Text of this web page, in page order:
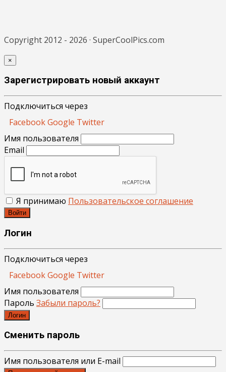
Copyright 2012 - 2026 · SuperCoolPics.com
×
Зарегистрировать новый аккаунт
Подключиться через
FacebookGoogle Twitter
Имя пользователя
Email
Я принимаю Пользовательское соглашение
Войти
Логин
Подключиться через
FacebookGoogle Twitter
Имя пользователя
Пароль Забыли пароль?
Логин
Сменить пароль
Имя пользователя или E-mail